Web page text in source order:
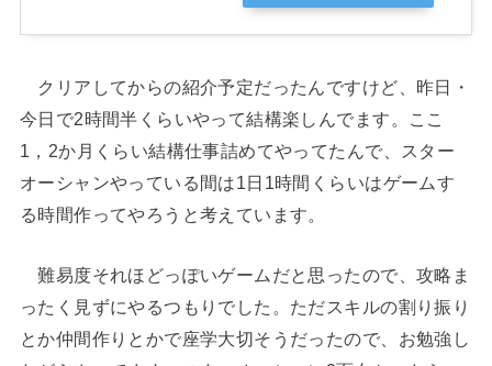
クリアしてからの紹介予定だったんですけど、昨日・
今日で2時間半くらいやって結構楽しんでます。ここ
1，2か月くらい結構仕事詰めてやってたんで、スター
オーシャンやっている間は1日1時間くらいはゲームす
る時間作ってやろうと考えています。
難易度それほどっぽいゲームだと思ったので、攻略ま
ったく見ずにやるつもりでした。ただスキルの割り振り
とか仲間作りとかで座学大切そうだったので、お勉強し